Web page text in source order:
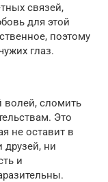
связей,
для этой
поэтому
глаз.
волей, сломить
Это
не оставит в
друзей, ни
и